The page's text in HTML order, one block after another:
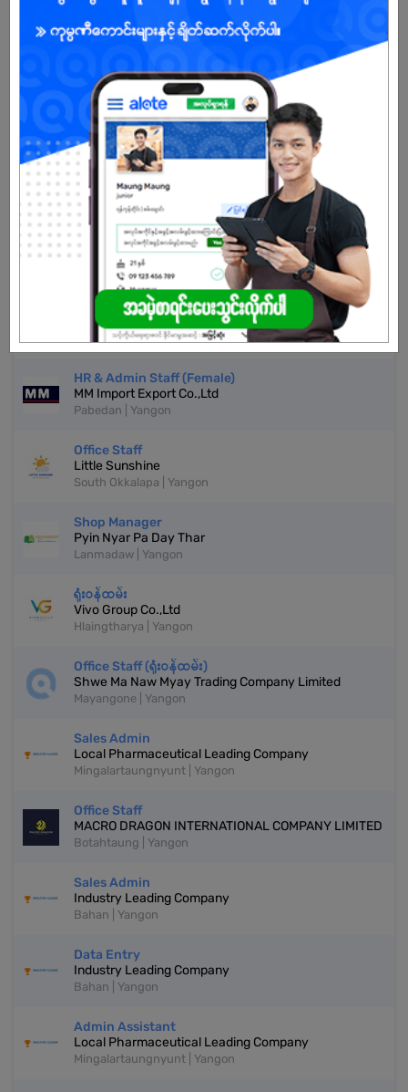
resources. Our company is also constructing & developing a high
rise 23 storys apartment building in which we handles the
complete project management of the whole construction
Already Expired
Don't have an account?
REGISTER NOW!
More Similar Jobs
HR and Admin Executive (Female)
My Hill
Dagon | Yangon
HR & Admin Staff (Female)
MM Import Export Co.,Ltd
Pabedan | Yangon
Office Staff
Little Sunshine
South Okkalapa | Yangon
Shop Manager
Pyin Nyar Pa Day Thar
Lanmadaw | Yangon
ရုံးဝန်ထမ်း
Vivo Group Co.,Ltd
Hlaingtharya | Yangon
Office Staff (ရုံးဝန်ထမ်း)
Shwe Ma Naw Myay Trading Company Limited
Mayangone | Yangon
Sales Admin
Local Pharmaceutical Leading Company
Mingalartaungnyunt | Yangon
Office Staff
MACRO DRAGON INTERNATIONAL COMPANY LIMITED
Botahtaung | Yangon
Sales Admin
Industry Leading Company
Bahan | Yangon
Data Entry
Industry Leading Company
Bahan | Yangon
Admin Assistant
Local Pharmaceutical Leading Company
Mingalartaungnyunt | Yangon